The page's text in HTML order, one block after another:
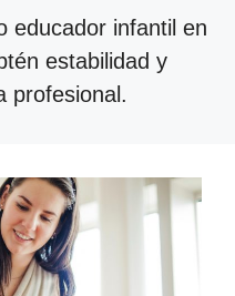
educador infantil en
estabilidad y
profesional.